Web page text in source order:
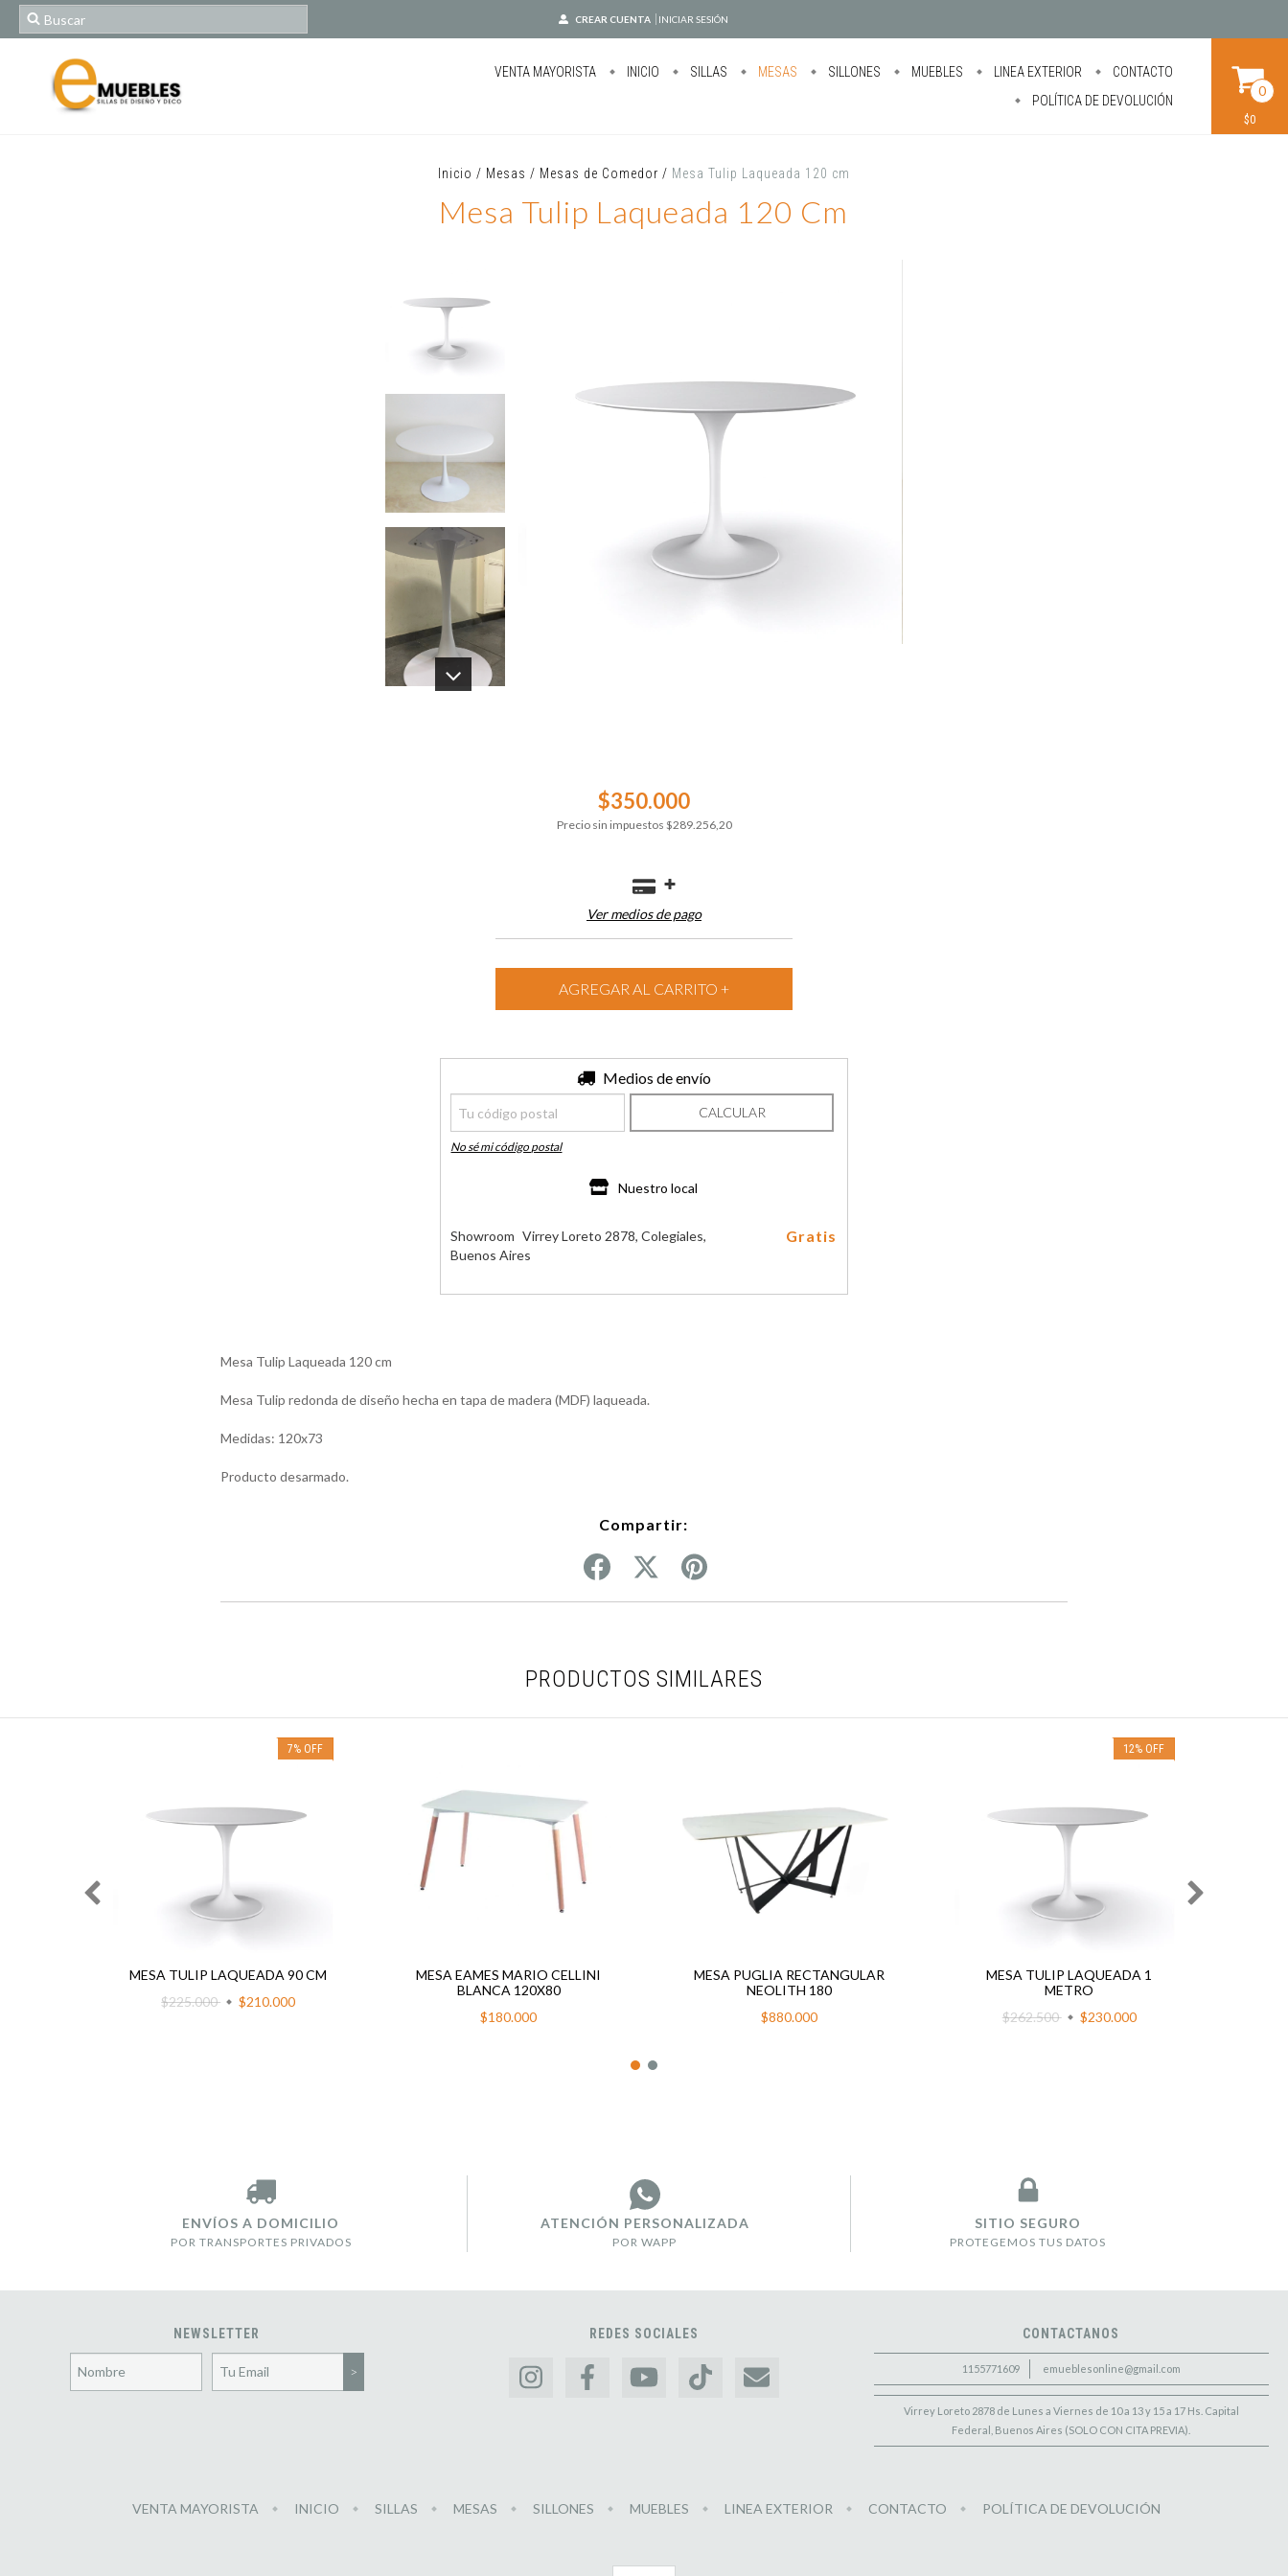
CREAR CUENTA INICIAR SESIÓN
VENTA MAYORISTA INICIO SILLAS MESAS SILLONES MUEBLES LINEA EXTERIOR
CONTACTO
POLÍTICA DE DEVOLUCIÓN
0
$0
Inicio / Mesas / Mesas de Comedor / Mesa Tulip Laqueada 120 cm
Mesa Tulip Laqueada 120 Cm
$350.000
Precio sin impuestos $289.256,20
Ver medios de pago
Medios de envío
CALCULAR
No sé mi código postal
Nuestro local
Showroom Virrey Loreto 2878, Colegiales,
Buenos Aires
Gratis
Mesa Tulip Laqueada 120 cm
Mesa Tulip redonda de diseño hecha en tapa de madera (MDF) laqueada.
Medidas: 120x73
Producto desarmado.
Compartir:
PRODUCTOS SIMILARES
7% OFF
MESA TULIP LAQUEADA 90 CM
$225.000
$210.000
MESA EAMES MARIO CELLINI
BLANCA 120X80
$180.000
MESA PUGLIA RECTANGULAR
NEOLITH 180
$880.000
12% OFF
MESA TULIP LAQUEADA 1
METRO
$262.500
$230.000
ENVÍOS A DOMICILIO
POR TRANSPORTES PRIVADOS
ATENCIÓN PERSONALIZADA
POR WAPP
SITIO SEGURO
PROTEGEMOS TUS DATOS
NEWSLETTER REDES SOCIALES CONTACTANOS
1155771609 emueblesonline@gmail.com
Virrey Loreto 2878 de Lunes a Viernes de 10 a 13 y 15 a 17 Hs. Capital
Federal, Buenos Aires (SOLO CON CITA PREVIA).
VENTA MAYORISTA INICIO SILLAS MESAS SILLONES MUEBLES LINEA EXTERIOR CONTACTO POLÍTICA DE DEVOLUCIÓN